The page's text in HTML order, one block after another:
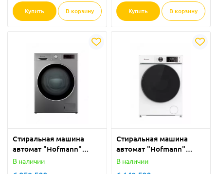
Купить В корзину Купить В корзину
Стиральная машина
автомат "Hofmann"
WМ814SDG/HF (Серая) 8
В наличии
Стиральная машина
автомат "Hofmann"
WМ814TBWH/HF (Белая)
В наличии